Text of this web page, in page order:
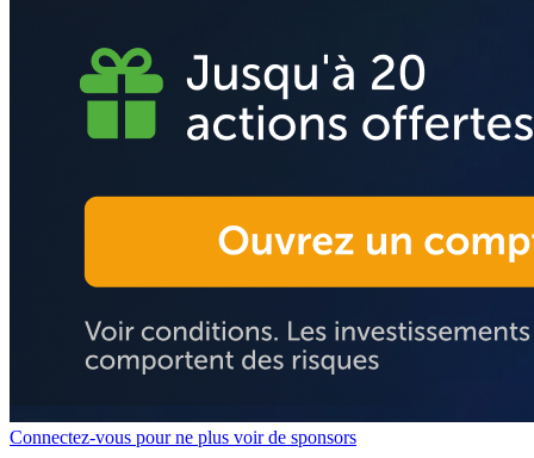
Connectez-vous pour ne plus voir de sponsors